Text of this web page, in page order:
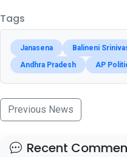
Tags
Janasena
Balineni
Andhra Pradesh
AP
Previous News
Recent